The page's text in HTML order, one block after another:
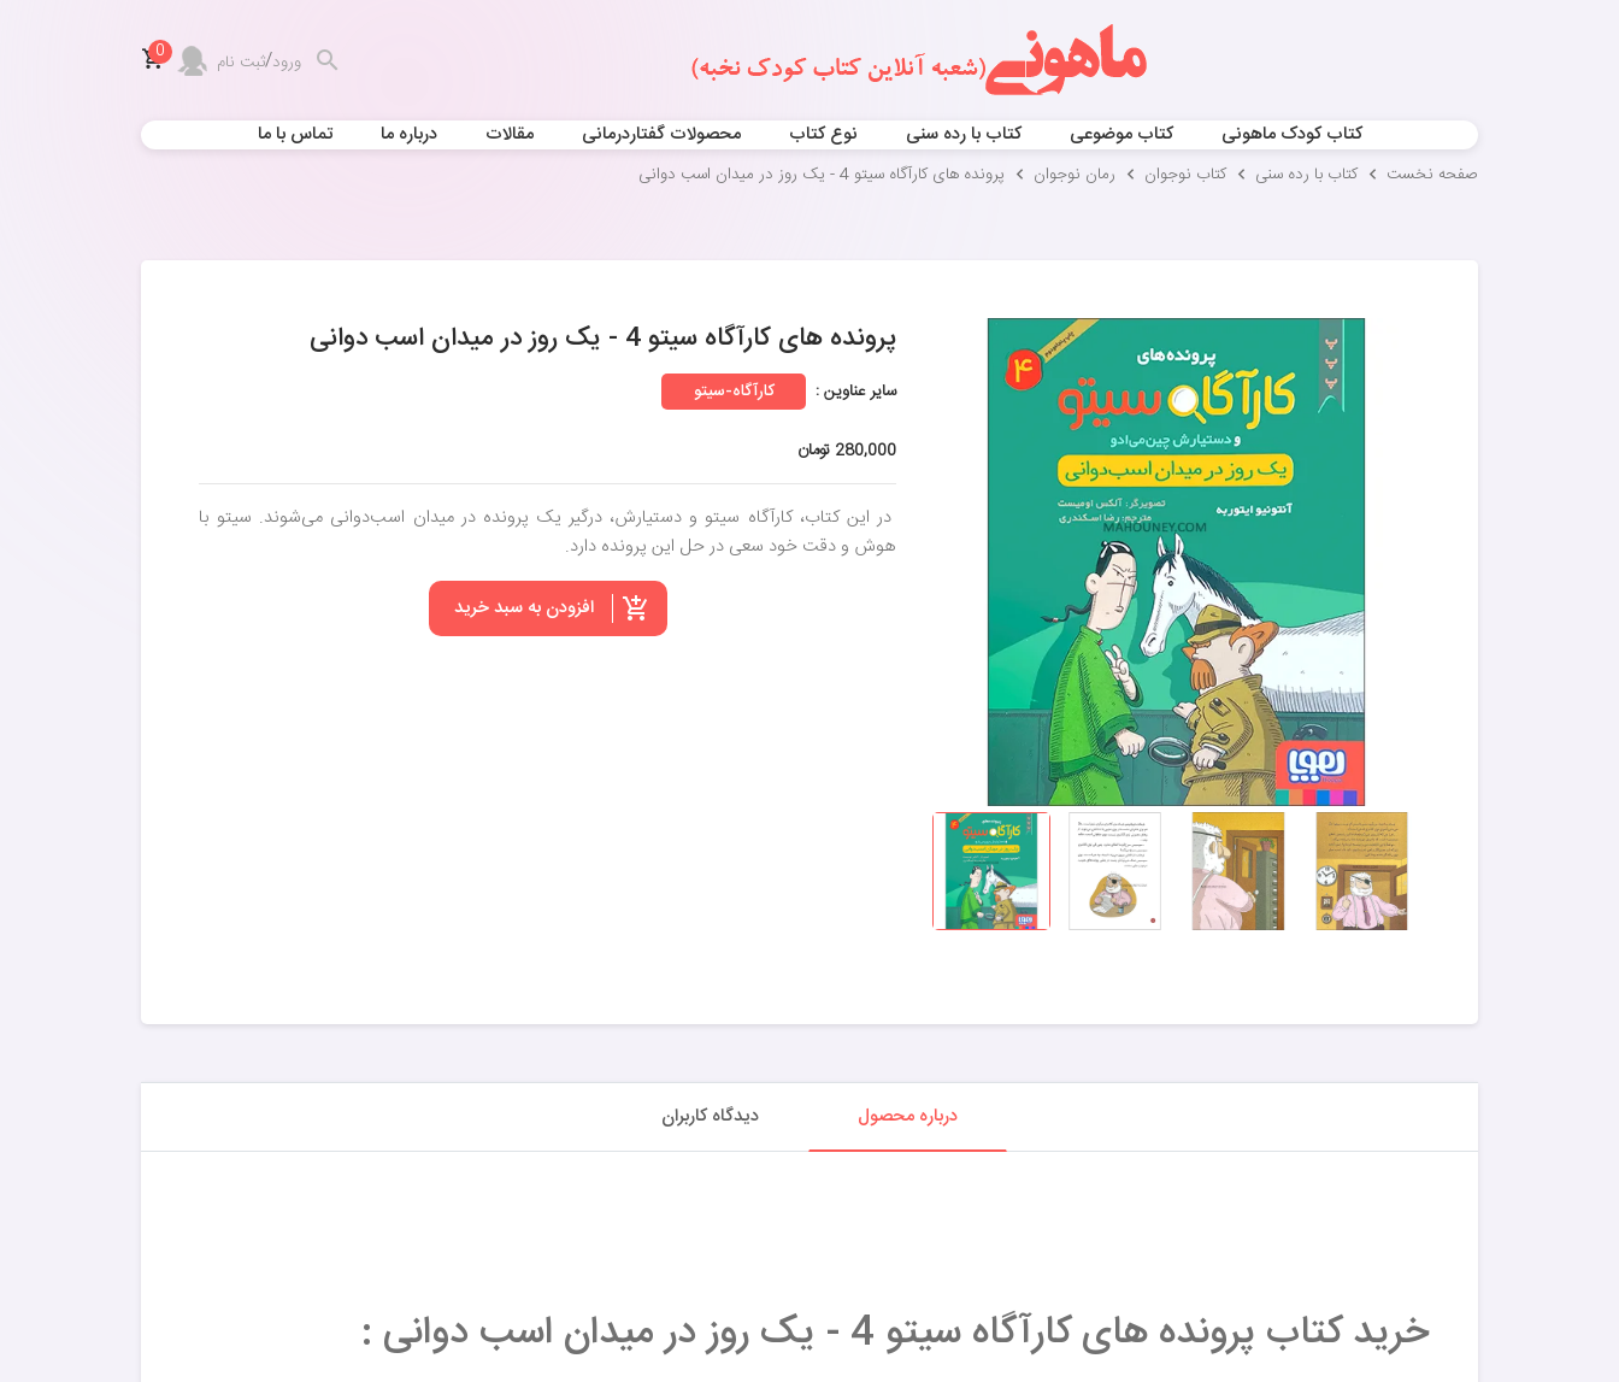
ورود/ثبت نام 0
کتاب کودک ماهونی کتاب موضوعی کتاب با رده سنی نوع کتاب محصولات گفتاردرمانی مقالات درباره ما تماس با ما
صفحه نخست کتاب با رده سنی کتاب نوجوان رمان نوجوان پرونده های کارآگاه سیتو 4 - یک روز در میدان اسب دوانی
پرونده های کارآگاه سیتو 4 - یک روز در میدان اسب دوانی
سایر عناوین : کارآگاه-سیتو
280,000 تومان
در این کتاب، کارآگاه سیتو و دستیارش، درگیر یک پرونده در میدان اسب‌دوانی می‌شوند. سیتو با
هوش و دقت خود سعی در حل این پرونده دارد.
افزودن به سبد خرید
درباره محصول دیدگاه کاربران
خرید کتاب پرونده های کارآگاه سیتو 4 - یک روز در میدان اسب دوانی :